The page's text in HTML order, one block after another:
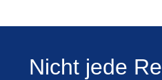
Nicht jede